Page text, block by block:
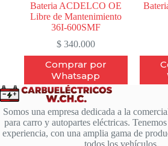
Bateria ACDELCO OE
Libre de Mantenimiento
36I-600SMF
$340.000
Comprar por
Whatsapp
Somos una empresa dedicada a la
para carro y autopartes eléctricas.
experiencia, con una amplia gama de
todos los vehículos.